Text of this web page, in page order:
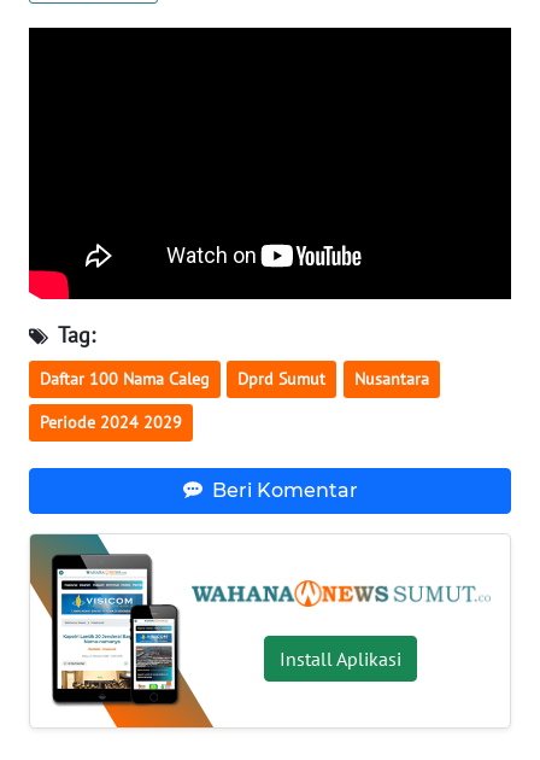
Tag:
Daftar 100 Nama Caleg Dprd Sumut Nusantara
Periode 2024 2029
Beri Komentar
Install Aplikasi
LAMPUNG
JATENG
WN
NUSANTARA
WN
JATIM
WN
BALI